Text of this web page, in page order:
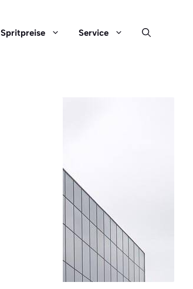
Spritpreise Service